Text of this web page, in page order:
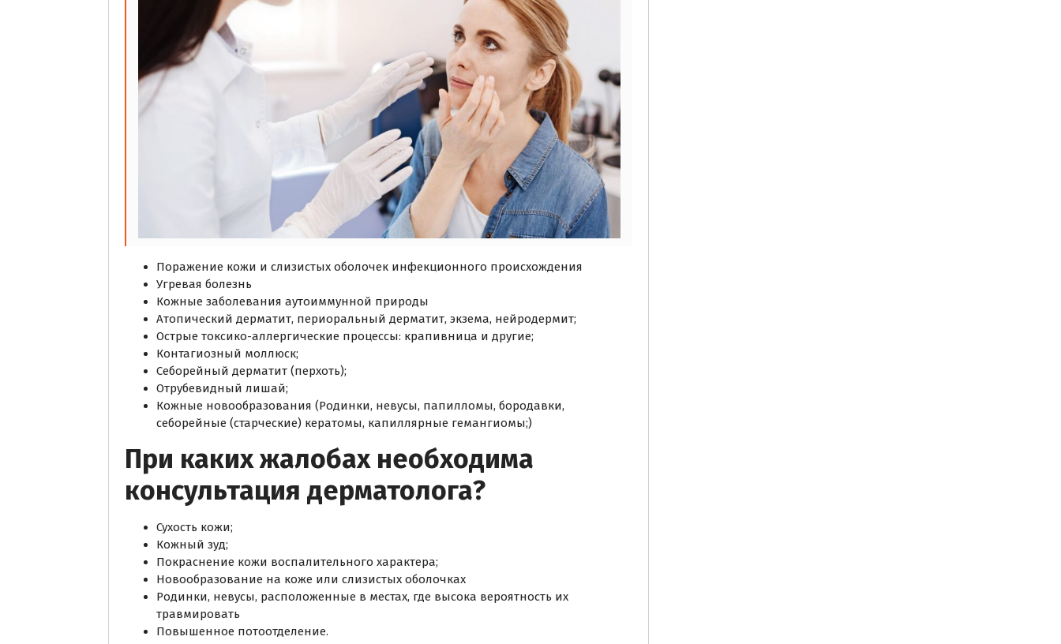
Поражение кожи и слизистых оболочек инфекционного происхождения
Угревая болезнь
Кожные заболевания аутоиммунной природы
Атопический дерматит, периоральный дерматит, экзема, нейродермит;
Острые токсико-аллергические процессы: крапивница и другие;
Контагиозный моллюск;
Себорейный дерматит (перхоть);
Отрубевидный лишай;
Кожные новообразования (Родинки, невусы, папилломы, бородавки,
себорейные (старческие) кератомы, капиллярные гемангиомы;)
При каких жалобах необходима
консультация дерматолога?
Сухость кожи;
Кожный зуд;
Покраснение кожи воспалительного характера;
Новообразование на коже или слизистых оболочках
Родинки, невусы, расположенные в местах, где высока вероятность их
травмировать
Повышенное потоотделение.